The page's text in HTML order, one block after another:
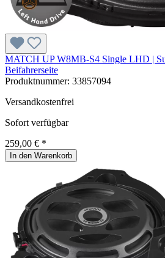
MATCH UP W8MB-S4 Single LHD |
Beifahrerseite
Produktnummer: 33857094
Versandkostenfrei
Sofort verfügbar
259,00 € *
In den Warenkorb